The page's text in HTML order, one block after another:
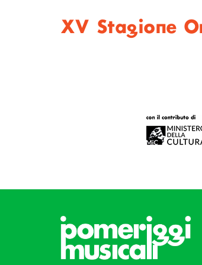
XV Stagione